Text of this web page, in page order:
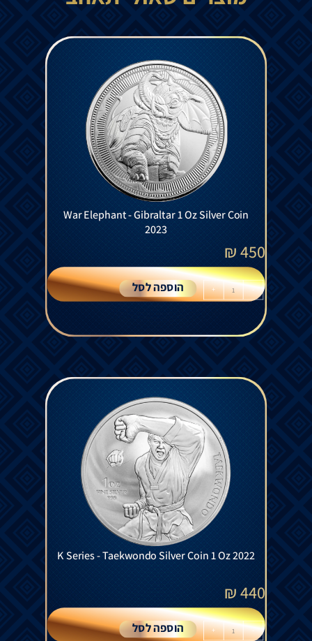
War Elephant - Gibraltar 1 Oz Silver Coin
2023
450
₪
-
+ הוספה לסל
K Series - Taekwondo Silver Coin 1 Oz 2022
440
₪
-
+ הוספה לסל